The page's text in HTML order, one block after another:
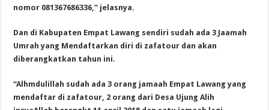
nomor 081367686336,” jelasnya.
Dan di Kabupaten Empat Lawang sendiri sudah ada 3 Jaamah
Umrah yang Mendaftarkan diri di zafatour dan akan
diberangkatkan tahun ini.
“Alhmdulillah sudah ada 3 orang jamaah Empat Lawang yang
mendaftar di zafatour, 2 orang dari Desa Ujung Alih